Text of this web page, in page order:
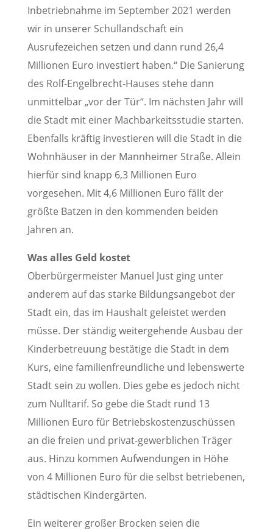
Inbetriebnahme im September 2021 werden
wir in unserer Schullandschaft ein
Ausrufezeichen setzen und dann rund 26,4
Millionen Euro investiert haben.“ Die Sanierung
des Rolf-Engelbrecht-Hauses stehe dann
unmittelbar „vor der Tür“. Im nächsten Jahr will
die Stadt mit einer Machbarkeitsstudie starten.
Ebenfalls kräftig investieren will die Stadt in die
Wohnhäuser in der Mannheimer Straße. Allein
hierfür sind knapp 6,3 Millionen Euro
vorgesehen. Mit 4,6 Millionen Euro fällt der
größte Batzen in den kommenden beiden
Jahren an.
Was alles Geld kostet
Oberbürgermeister Manuel Just ging unter
anderem auf das starke Bildungsangebot der
Stadt ein, das im Haushalt geleistet werden
müsse. Der ständig weitergehende Ausbau der
Kinderbetreuung bestätige die Stadt in dem
Kurs, eine familienfreundliche und lebenswerte
Stadt sein zu wollen. Dies gebe es jedoch nicht
zum Nulltarif. So gebe die Stadt rund 13
Millionen Euro für Betriebskostenzuschüssen
an die freien und privat-gewerblichen Träger
aus. Hinzu kommen Aufwendungen in Höhe
von 4 Millionen Euro für die selbst betriebenen,
städtischen Kindergärten.
Ein weiterer großer Brocken seien die